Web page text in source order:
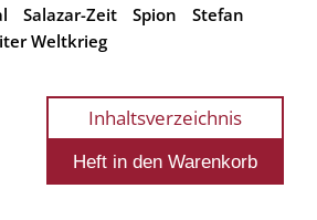
Salazar-Zeit Spion
Stefan
Weltkrieg
Inhaltsverzeichnis